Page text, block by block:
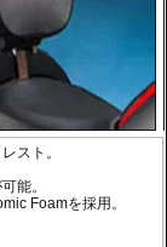
スト。
能。
Foamを採用。